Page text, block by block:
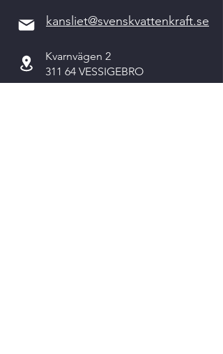
kansliet@svenskvattenkraft.se
Kvarnvägen 2
311 64 VESSIGEBRO